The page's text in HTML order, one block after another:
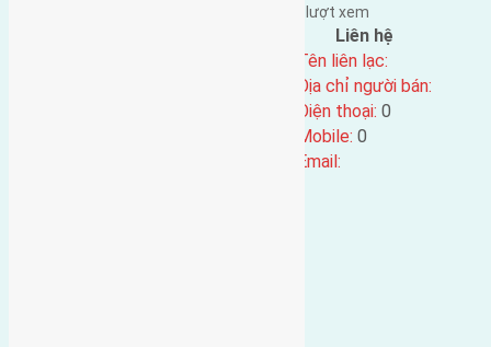
lượt xem
Liên hệ
Tên liên lạc:
Địa chỉ người bán:
Điện thoại: 0
Mobile: 0
Email: